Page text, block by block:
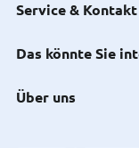
Service & Kontakt
Das könnte Sie
Über uns